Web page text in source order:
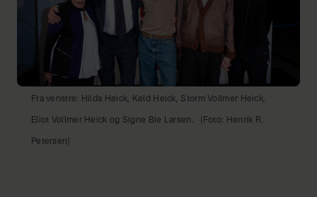
Fra venstre: Hilda Heick, Keld Heick, Storm Vollmer Heick,
Eliot Vollmer Heick og Signe Bie Larsen. (Foto: Henrik R.
Petersen)